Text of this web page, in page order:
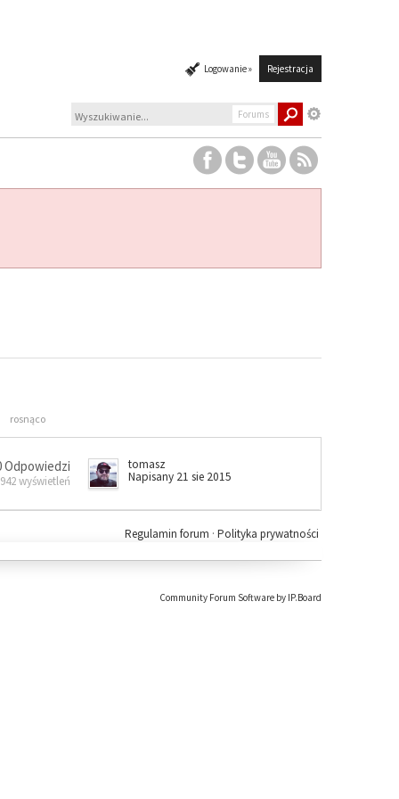
Logowanie » Rejestracja
Forums
rosnąco
Odpowiedzi
wyświetleń
tomasz
Napisany 21 sie 2015
Polityka prywatności
Regulamin forum ·
Community Forum Software by IP.Board